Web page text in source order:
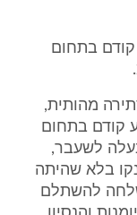
קודם בתחום
סתירה מהותית,
קודם בתחום
לשעבר,
בלא שהיתה
להשתלם